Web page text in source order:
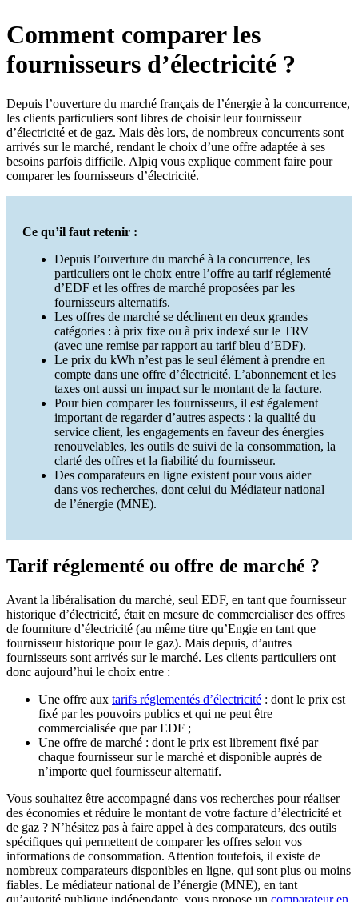
Comment comparer les
fournisseurs d’électricité ?
Depuis l’ouverture du marché français de l’énergie à la concurrence,
les clients particuliers sont libres de choisir leur fournisseur
d’électricité et de gaz. Mais dès lors, de nombreux concurrents sont
arrivés sur le marché, rendant le choix d’une offre adaptée à ses
besoins parfois difficile. Alpiq vous explique comment faire pour
comparer les fournisseurs d’électricité.
Ce qu’il faut retenir :
Depuis l’ouverture du marché à la concurrence, les
particuliers ont le choix entre l’offre au tarif réglementé
d’EDF et les offres de marché proposées par les
fournisseurs alternatifs.
Les offres de marché se déclinent en deux grandes
catégories : à prix fixe ou à prix indexé sur le TRV
(avec une remise par rapport au tarif bleu d’EDF).
Le prix du kWh n’est pas le seul élément à prendre en
compte dans une offre d’électricité. L’abonnement et les
taxes ont aussi un impact sur le montant de la facture.
Pour bien comparer les fournisseurs, il est également
important de regarder d’autres aspects : la qualité du
service client, les engagements en faveur des énergies
renouvelables, les outils de suivi de la consommation, la
clarté des offres et la fiabilité du fournisseur.
Des comparateurs en ligne existent pour vous aider
dans vos recherches, dont celui du Médiateur national
de l’énergie (MNE).
Tarif réglementé ou offre de marché ?
Avant la libéralisation du marché, seul EDF, en tant que fournisseur
historique d’électricité, était en mesure de commercialiser des offres
de fourniture d’électricité (au même titre qu’Engie en tant que
fournisseur historique pour le gaz). Mais depuis, d’autres
fournisseurs sont arrivés sur le marché. Les clients particuliers ont
donc aujourd’hui le choix entre :
Une offre aux tarifs réglementés d’électricité : dont le prix est
fixé par les pouvoirs publics et qui ne peut être
commercialisée que par EDF ;
Une offre de marché : dont le prix est librement fixé par
chaque fournisseur sur le marché et disponible auprès de
n’importe quel fournisseur alternatif.
Vous souhaitez être accompagné dans vos recherches pour réaliser
des économies et réduire le montant de votre facture d’électricité et
de gaz ? N’hésitez pas à faire appel à des comparateurs, des outils
spécifiques qui permettent de comparer les offres selon vos
informations de consommation. Attention toutefois, il existe de
nombreux comparateurs disponibles en ligne, qui sont plus ou moins
fiables. Le médiateur national de l’énergie (MNE), en tant